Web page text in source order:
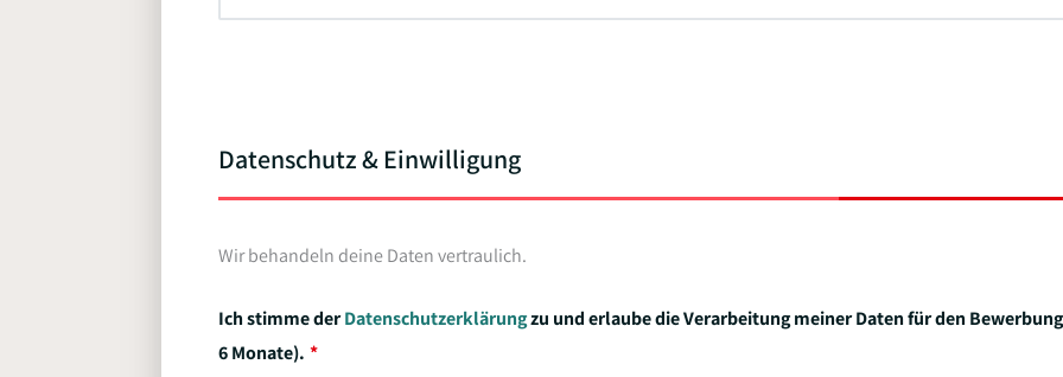
Datenschutz & Einwilligung
Wir behandeln deine Daten vertraulich.
Ich stimme derDatenschutzerklärungzu und erlaube die Verarbeitung meiner Daten für den
6 Monate).